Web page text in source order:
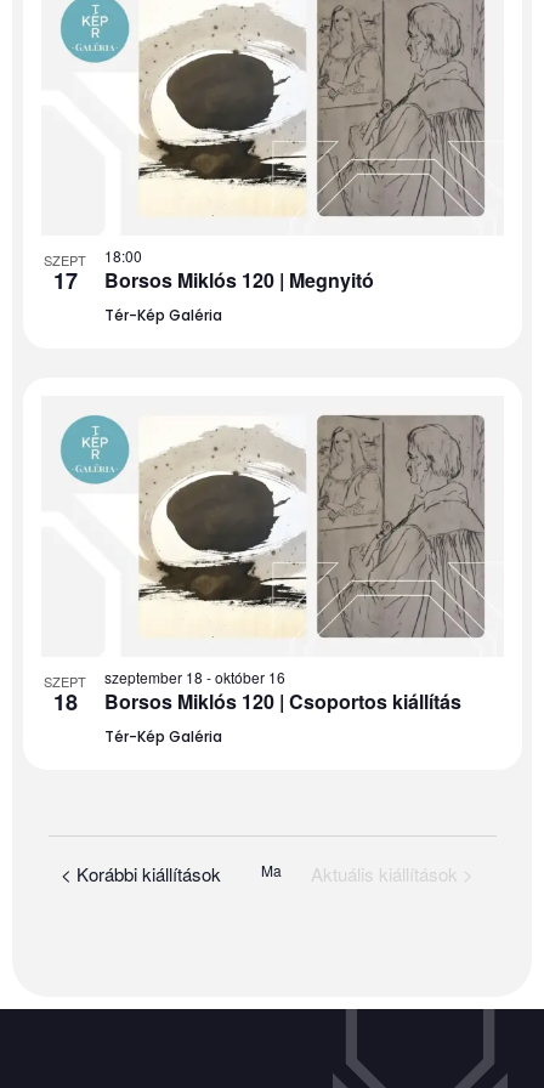
SZEPT
17 Borsos Miklós 120 | Megnyitó
Tér-Kép Galéria
18:00
SZEPT
18 Borsos Miklós 120 | Csoportos kiállítás
Tér-Kép Galéria
szeptember 18 -október 16
Ma